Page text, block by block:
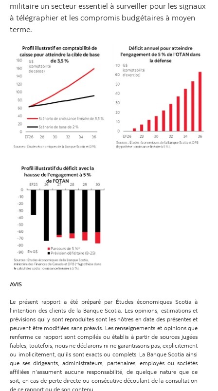
militaire un secteur essentiel à surveiller pour les signaux
à télégraphier et les compromis budgétaires à moyen
terme.
AVIS
Le présent rapport a été préparé par Études économiques Scotia à
l’intention des clients de la Banque Scotia. Les opinions, estimations et
prévisions qui y sont reproduites sont les nôtres en date des présentes et
peuvent être modifiées sans préavis. Les renseignements et opinions que
renferme ce rapport sont compilés ou établis à partir de sources jugées
fiables; toutefois, nous ne déclarons ni ne garantissons pas, explicitement
ou implicitement, qu’ils sont exacts ou complets. La Banque Scotia ainsi
que ses dirigeants, administrateurs, partenaires, employés ou sociétés
affiliées n’assument aucune responsabilité, de quelque nature que ce
soit, en cas de perte directe ou consécutive découlant de la consultation
de ce rapport ou de son contenu.